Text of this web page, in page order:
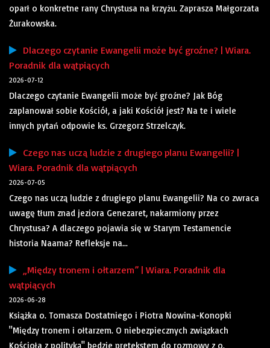
oparł o konkretne rany Chrystusa na krzyżu. Zaprasza Małgorzata
Żurakowska.
Dlaczego czytanie Ewangelii może być groźne? | Wiara.
Poradnik dla wątpiących
2026-07-12
Dlaczego czytanie Ewangelii może być groźne? Jak Bóg
zaplanował sobie Kościół, a jaki Kościół jest? Na te i wiele
innych pytań odpowie ks. Grzegorz Strzelczyk.
Czego nas uczą ludzie z drugiego planu Ewangelii? |
Wiara. Poradnik dla wątpiących
2026-07-05
Czego nas uczą ludzie z drugiego planu Ewangelii? Na co zwraca
uwagę tłum znad jeziora Genezaret, nakarmiony przez
Chrystusa? A dlaczego pojawia się w Starym Testamencie
historia Naama? Refleksje na...
„Między tronem i ołtarzem” | Wiara. Poradnik dla
wątpiących
2026-06-28
Książka o. Tomasza Dostatniego i Piotra Nowina-Konopki
"Między tronem i ołtarzem. O niebezpiecznych związkach
Kościoła z polityką" będzie pretekstem do rozmowy z o.